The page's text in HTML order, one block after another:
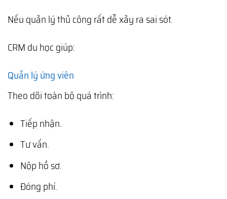
Nếu quản lý thủ công rất dễ xảy ra sai sót.
CRM du học giúp:
Quản lý ứng viên
Theo dõi toàn bộ quá trình:
Tiếp nhận.
Tư vấn.
Nộp hồ sơ.
Đóng phí.